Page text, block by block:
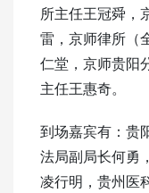
所主任王冠舜，
雷，京师律所（
仁堂，京师贵阳
主任王惠奇。
到场嘉宾有：贵
法局副局长何勇
凌行明，贵州医